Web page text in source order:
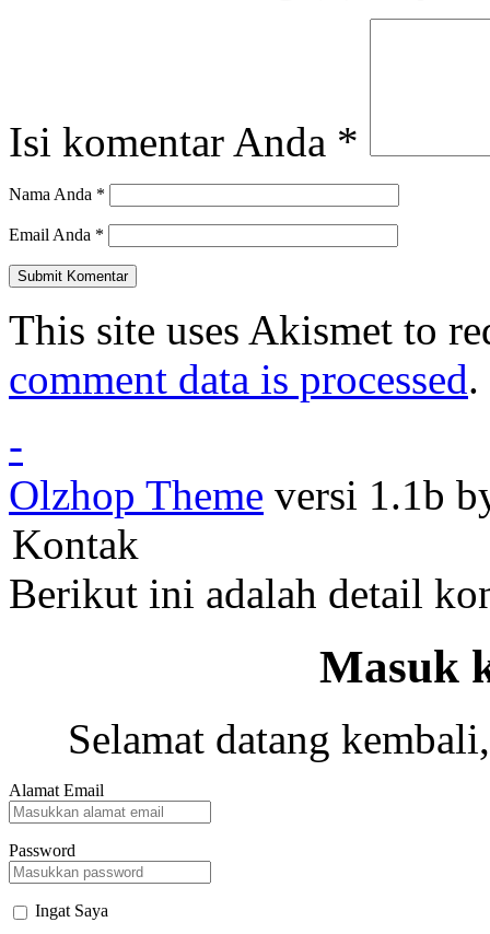
Isi komentar Anda *
Nama Anda *
Email Anda *
This site uses Akismet to
comment data is processed.
-
Olzhop Theme versi 1.1b
Kontak
Berikut ini adalah detail
Masuk
Selamat datang
Alamat Email
Password
Ingat Saya